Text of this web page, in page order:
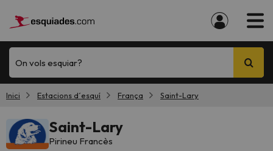
On vols esquiar?
Inici Estacions d´esquí França Saint-Lary
Saint-Lary
Pirineu Francès